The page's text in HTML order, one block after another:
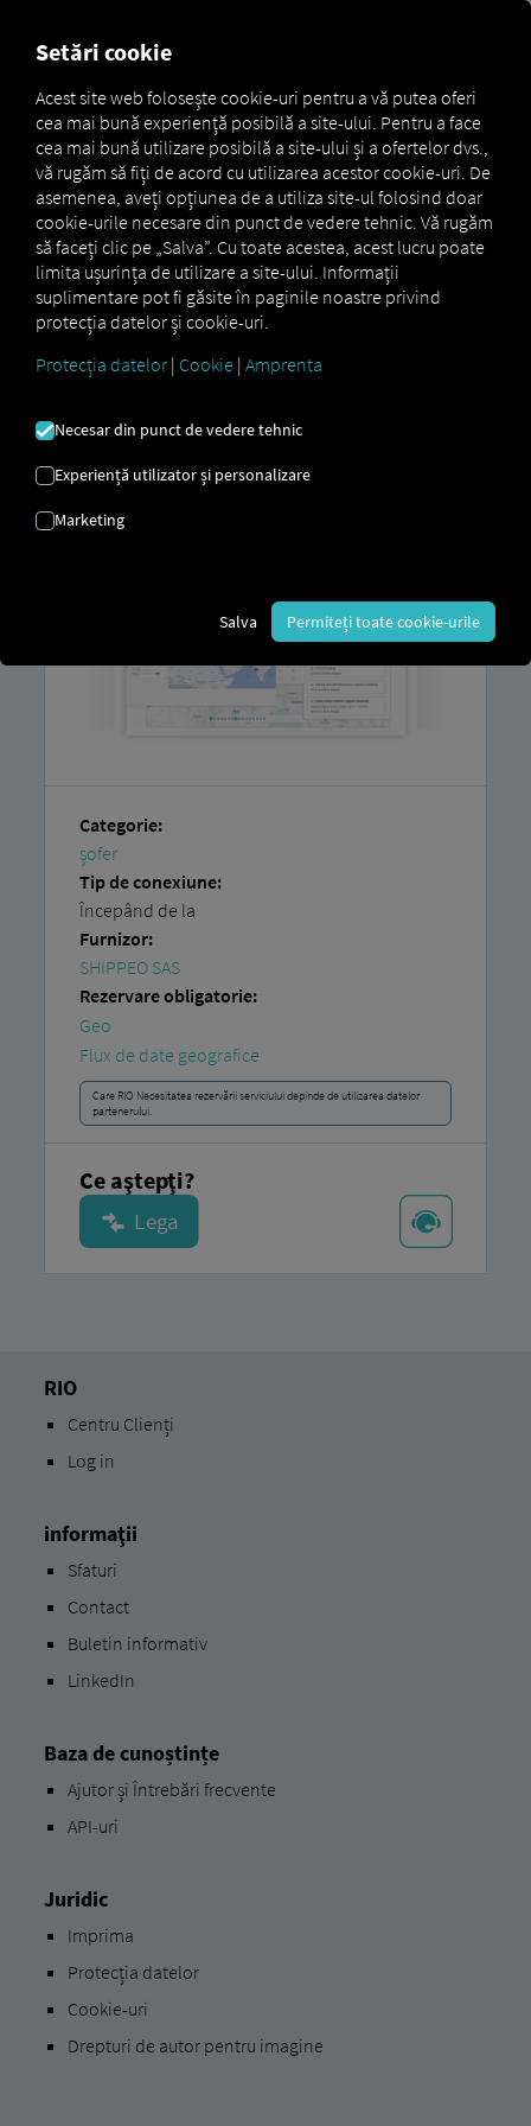
Marketplace Connectors SHIPPEO Connect
SHIPPEO CONNECT
Integrarea unui furnizor extern
SHIPPEO SAS? Atunci poțiextinde acest
ce ai nevoie este acces laplatforma RIO
Categorie:
șofer
Tip de conexiune:
Începând de la
Furnizor:
SHIPPEO SAS
Rezervare obligatorie:
Geo
Flux de date geografice
Care RIO Necesitatea rezervării serviciului depinde de utilizarea datelor
partenerului.
Ce aştepţi?
RIO
Centru Clienți
Log in
informaţii
Sfaturi
Contact
Buletin informativ
LinkedIn
Baza de cunoștințe
Ajutor și Întrebări frecvente
API-uri
Juridic
Imprima
Protecția datelor
Cookie-uri
Drepturi de autor pentru imagine
Setări cookie
Acest site web folosește cookie-uri pentru a vă putea oferi
cea mai bună experiență posibilă a site-ului. Pentru a face
cea mai bună utilizare posibilă a site-ului și a ofertelor dvs.,
vă rugăm să fiți de acord cu utilizarea acestor cookie-uri. De
asemenea, aveți opțiunea de a utiliza site-ul folosind doar
cookie-urile necesare din punct de vedere tehnic. Vă rugăm
să faceți clic pe „Salva”. Cu toate acestea, acest lucru poate
limita ușurința de utilizare a site-ului. Informații
suplimentare pot fi găsite în paginile noastre privind
protecția datelor și cookie-uri.
Protecția datelor | Cookie | Amprenta
Necesar din punct de vedere tehnic
Experiență utilizator și personalizare
Marketing
Salva Permiteți toate cookie-urile